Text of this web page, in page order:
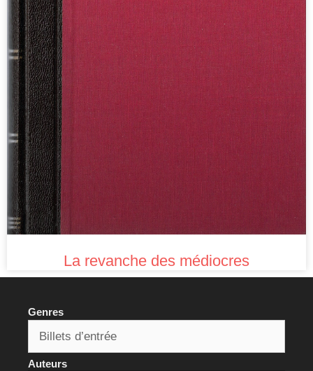
La revanche des médiocres
Genres
Auteurs